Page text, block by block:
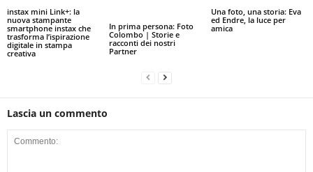
instax mini Link+: la
nuova stampante
smartphone instax che
trasforma l’ispirazione
digitale in stampa
creativa
In prima persona: Foto
Colombo | Storie e
racconti dei nostri
Partner
Una foto, una storia: Eva
ed Endre, la luce per
amica
Lascia un commento